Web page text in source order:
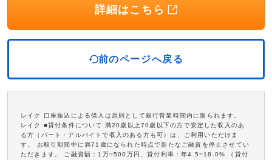
詳細はこちら
前のページへ戻る
レイク 口座振込による借入は原則として銀行営業時間内に限られます。
レイク ■貸付条件について 満20歳以上70歳以下の方で安定した収入のあ
る方（パート・アルバイトで収入のある方も可）は、ご利用いただけま
す。 お取引期間中に満71歳になられた時点で新たなご融資を停止させてい
ただきます。 ご融資額：1万~500万円、貸付利率：年4.5~18.0% （貸付